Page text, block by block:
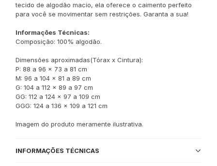
tecido de algodão macio, ela oferece o caimento perfeito
para você se movimentar sem restrições. Garanta a sua!
Informações Técnicas:
Composição: 100% algodão.
Dimensões aproximadas(Tórax x Cintura):
P: 88 a 96 x 73 a 81 cm
M: 96 a 104 x 81 a 89 cm
G: 104 a 112 x 89 a 97 cm
GG: 112 a 124 x 97 a 109 cm
GGG: 124 a 136 x 109 a 121 cm
Imagem do produto meramente ilustrativa.
INFORMAÇÕES TÉCNICAS